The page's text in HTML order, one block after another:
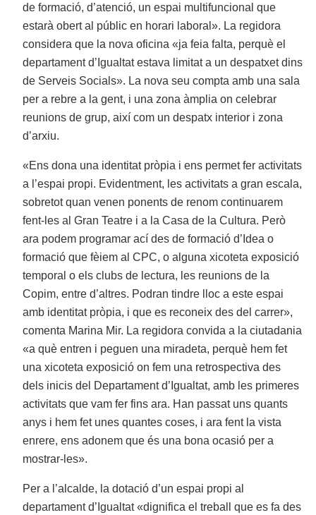
de formació, d’atenció, un espai multifuncional que
estarà obert al públic en horari laboral». La regidora
considera que la nova oficina «ja feia falta, perquè el
departament d’Igualtat estava limitat a un despatxet dins
de Serveis Socials». La nova seu compta amb una sala
per a rebre a la gent, i una zona àmplia on celebrar
reunions de grup, així com un despatx interior i zona
d’arxiu.
«Ens dona una identitat pròpia i ens permet fer activitats
a l’espai propi. Evidentment, les activitats a gran escala,
sobretot quan venen ponents de renom continuarem
fent-les al Gran Teatre i a la Casa de la Cultura. Però
ara podem programar ací des de formació d’Idea o
formació que fèiem al CPC, o alguna xicoteta exposició
temporal o els clubs de lectura, les reunions de la
Copim, entre d’altres. Podran tindre lloc a este espai
amb identitat pròpia, i que es reconeix des del carrer»,
comenta Marina Mir. La regidora convida a la ciutadania
«a què entren i peguen una miradeta, perquè hem fet
una xicoteta exposició on fem una retrospectiva des
dels inicis del Departament d’Igualtat, amb les primeres
activitats que vam fer fins ara. Han passat uns quants
anys i hem fet unes quantes coses, i ara fent la vista
enrere, ens adonem que és una bona ocasió per a
mostrar-les».
Per a l’alcalde, la dotació d’un espai propi al
departament d’Igualtat «dignifica el treball que es fa des